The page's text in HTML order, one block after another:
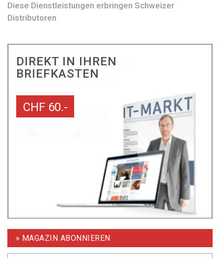
Diese Dienstleistungen erbringen Schweizer
Distributoren
DIREKT IN IHREN
BRIEFKASTEN
CHF 60.-
» MAGAZIN ABONNIEREN